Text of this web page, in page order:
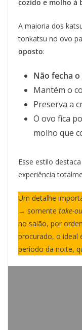
cozido e molho à
A maioria dos
tonkatsu no ovo
oposto:
Não fecha
Mantém o
Preserva a
O ovo fica
molho que
Esse estilo
experiência
Um detalhe
→ somente take-
no salão, por
procurado, o ideal
período da noite,